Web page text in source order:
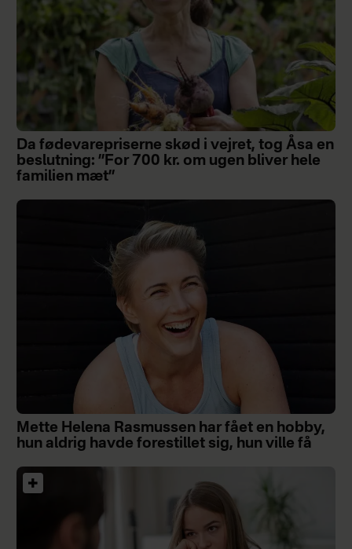
Da fødevarepriserne skød i vejret, tog Åsa en
beslutning: ”For 700 kr. om ugen bliver hele
familien mæt”
Mette Helena Rasmussen har fået en hobby,
hun aldrig havde forestillet sig, hun ville få